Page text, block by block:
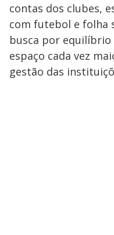
contas dos clubes,
com futebol e folha
busca por
espaço cada vez
gestão das